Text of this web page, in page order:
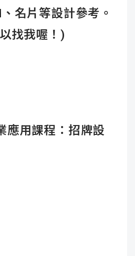
名片等設計參考。
找我喔！)
應用課程：招牌設